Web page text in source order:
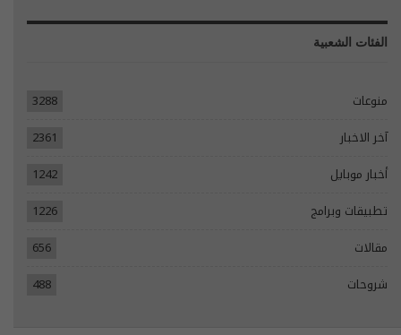
الفئات الشعبية
منوعات
3288
آخر الاخبار
2361
أخبار موبايل
1242
تطبيقات وبرامج
1226
مقالات
656
شروحات
488